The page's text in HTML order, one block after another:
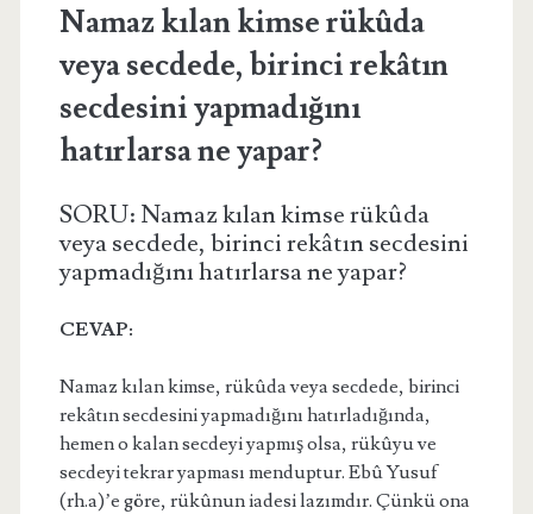
Namaz kılan kimse rükûda
veya secdede, birinci rekâtın
secdesini yapmadığını
hatırlarsa ne yapar?
SORU: Namaz kılan kimse rükûda
veya secdede, birinci rekâtın secdesini
yapmadığını hatırlarsa ne yapar?
CEVAP:
Namaz kılan kimse, rükûda veya secdede, birinci
rekâtın secdesini yapmadığını hatırladığında,
hemen o kalan secdeyi yapmış olsa, rükûyu ve
secdeyi tekrar yapması menduptur. Ebû Yusuf
(rh.a)’e göre, rükûnun iadesi lazımdır. Çünkü ona